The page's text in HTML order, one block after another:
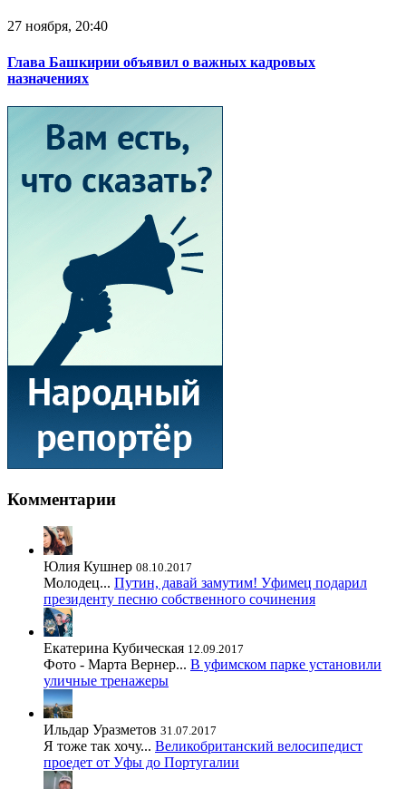
27 ноября, 20:40
Глава Башкирии объявил о важных кадровых
назначениях
Комментарии
Юлия Кушнер 08.10.2017
Молодец... Путин, давай замутим! Уфимец подарил
президенту песню собственного сочинения
Екатерина Кубическая 12.09.2017
Фото - Марта Вернер... В уфимском парке установили
уличные тренажеры
Ильдар Уразметов 31.07.2017
Я тоже так хочу... Великобританский велосипедист
проедет от Уфы до Португалии